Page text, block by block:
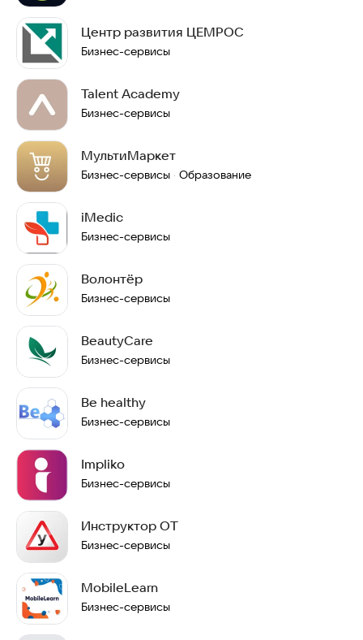
Центр развития ЦЕМРОС
Бизнес-сервисы
Talent Academy
Бизнес-сервисы
МультиМаркет
Бизнес-сервисы · Образование
iMedic
Бизнес-сервисы
Волонтёр
Бизнес-сервисы
BeautyCare
Бизнес-сервисы
Be healthy
Бизнес-сервисы
Impliko
Бизнес-сервисы
Инструктор ОТ
Бизнес-сервисы
MobileLearn
Бизнес-сервисы